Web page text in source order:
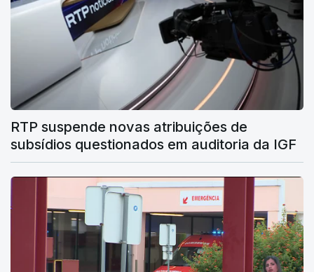
RTP suspende novas atribuições de
subsídios questionados em auditoria da IGF